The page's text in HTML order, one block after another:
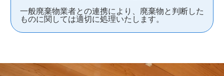
一般廃棄物業者との連携により、廃棄物と判断した
ものに関しては適切に処理いたします。